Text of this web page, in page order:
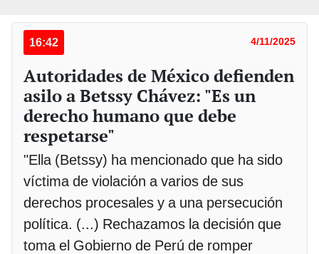
16:42 4/11/2025
Autoridades de México defienden
asilo a Betssy Chávez: "Es un
derecho humano que debe
respetarse"
"Ella (Betssy) ha mencionado que ha sido
víctima de violación a varios de sus
derechos procesales y a una persecución
política. (...) Rechazamos la decisión que
toma el Gobierno de Perú de romper